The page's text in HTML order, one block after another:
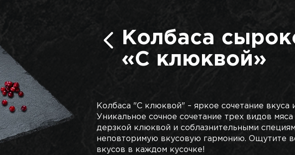
Колбаса
«С клюквой»
Колбаса "С клюквой" – яркое сочетание вкуса
Уникальное сочное сочетание трех видов мяса
дерзкой клюквой и соблазнительными
неповторимую вкусовую гармонию. Ощутите
вкусов в каждом кусочке!